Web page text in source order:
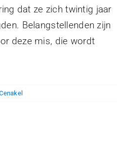
dat ze zich twintig jaar
Belangstellenden zijn
deze mis, die wordt